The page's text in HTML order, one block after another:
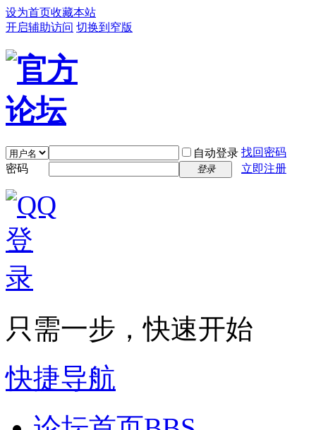
设为首页收藏本站
开启辅助访问 切换到窄版
自动登录 找回密码
密码
登录 立即注册
只需一步，快速开始
快捷导航